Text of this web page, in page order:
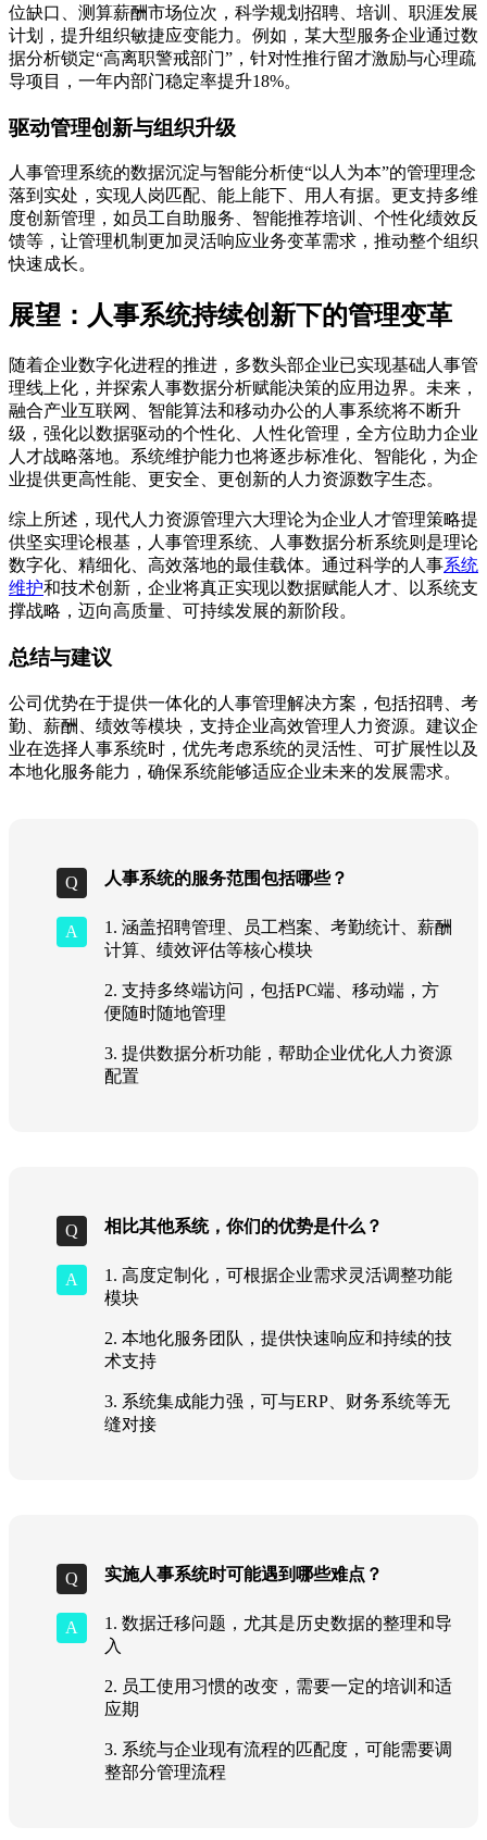
位缺口、测算薪酬市场位次，科学规划招聘、培训、职涯发展
计划，提升组织敏捷应变能力。例如，某大型服务企业通过数
据分析锁定“高离职警戒部门”，针对性推行留才激励与心理疏
导项目，一年内部门稳定率提升18%。
驱动管理创新与组织升级
人事管理系统的数据沉淀与智能分析使“以人为本”的管理理念
落到实处，实现人岗匹配、能上能下、用人有据。更支持多维
度创新管理，如员工自助服务、智能推荐培训、个性化绩效反
馈等，让管理机制更加灵活响应业务变革需求，推动整个组织
快速成长。
展望：人事系统持续创新下的管理变革
随着企业数字化进程的推进，多数头部企业已实现基础人事管
理线上化，并探索人事数据分析赋能决策的应用边界。未来，
融合产业互联网、智能算法和移动办公的人事系统将不断升
级，强化以数据驱动的个性化、人性化管理，全方位助力企业
人才战略落地。系统维护能力也将逐步标准化、智能化，为企
业提供更高性能、更安全、更创新的人力资源数字生态。
综上所述，现代人力资源管理六大理论为企业人才管理策略提
供坚实理论根基，人事管理系统、人事数据分析系统则是理论
数字化、精细化、高效落地的最佳载体。通过科学的人事系统
维护和技术创新，企业将真正实现以数据赋能人才、以系统支
撑战略，迈向高质量、可持续发展的新阶段。
总结与建议
公司优势在于提供一体化的人事管理解决方案，包括招聘、考
勤、薪酬、绩效等模块，支持企业高效管理人力资源。建议企
业在选择人事系统时，优先考虑系统的灵活性、可扩展性以及
本地化服务能力，确保系统能够适应企业未来的发展需求。
人事系统的服务范围包括哪些？
1. 涵盖招聘管理、员工档案、考勤统计、薪酬
计算、绩效评估等核心模块
2. 支持多终端访问，包括PC端、移动端，方
便随时随地管理
3. 提供数据分析功能，帮助企业优化人力资源
配置
相比其他系统，你们的优势是什么？
1. 高度定制化，可根据企业需求灵活调整功能
模块
2. 本地化服务团队，提供快速响应和持续的技
术支持
3. 系统集成能力强，可与ERP、财务系统等无
缝对接
实施人事系统时可能遇到哪些难点？
1. 数据迁移问题，尤其是历史数据的整理和导
入
2. 员工使用习惯的改变，需要一定的培训和适
应期
3. 系统与企业现有流程的匹配度，可能需要调
整部分管理流程